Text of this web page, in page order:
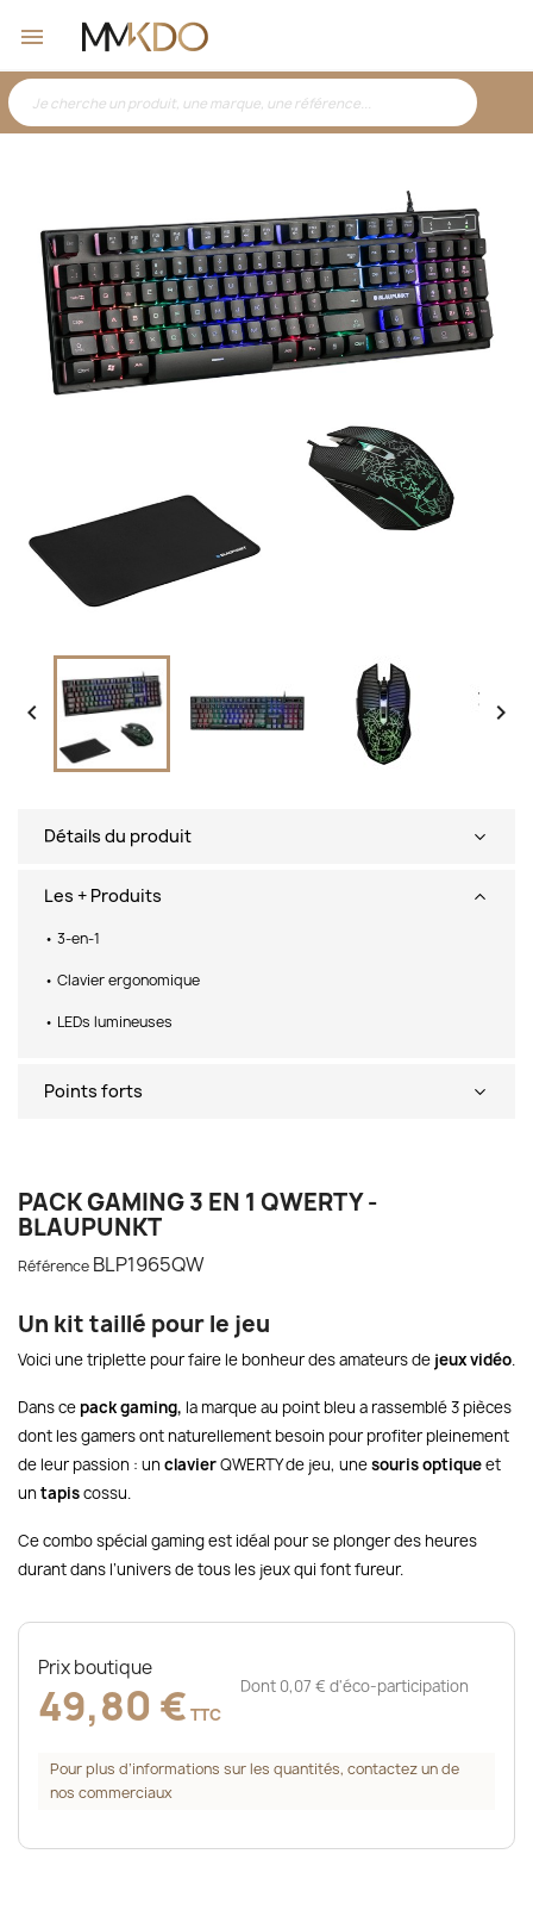
 
Détails du produit
Les + Produits
• 3-en-1
• Clavier ergonomique
• LEDs lumineuses
Points forts
PACK GAMING 3 EN 1 QWERTY -
BLAUPUNKT
Référence BLP1965QW
Un kit taillé pour le jeu
Voici une triplette pour faire le bonheur des amateurs de jeux vidéo.
Dans ce pack gaming, la marque au point bleu a rassemblé 3 pièces
dont les gamers ont naturellement besoin pour profiter pleinement
de leur passion : unclavierQWERTY de jeu, unesouris optiqueet
untapiscossu.
Ce combo spécial gaming est idéal pour se plonger des heures
durant dans l’univers de tous les jeux qui font fureur.
Prix boutique
49,80 € TTC
Dont 0,07 € d'éco-participation
Pour plus d’informations sur les quantités, contactez un de
nos commerciaux